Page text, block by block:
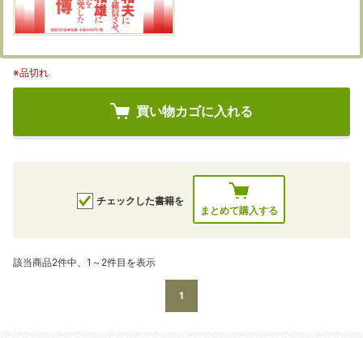
※品切れ
買い物カゴに入れる
チェックした書籍を
まとめて購入する
該当商品2件中、1～2件目を表示
1